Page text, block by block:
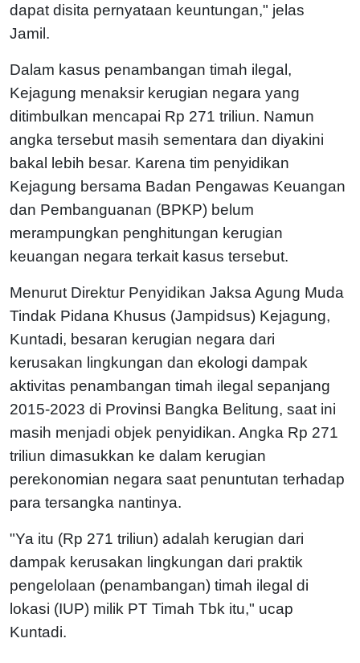
dapat disita pernyataan keuntungan," jelas
Jamil.
Dalam kasus penambangan timah ilegal,
Kejagung menaksir kerugian negara yang
ditimbulkan mencapai Rp 271 triliun. Namun
angka tersebut masih sementara dan diyakini
bakal lebih besar. Karena tim penyidikan
Kejagung bersama Badan Pengawas Keuangan
dan Pembanguanan (BPKP) belum
merampungkan penghitungan kerugian
keuangan negara terkait kasus tersebut.
Menurut Direktur Penyidikan Jaksa Agung Muda
Tindak Pidana Khusus (Jampidsus) Kejagung,
Kuntadi, besaran kerugian negara dari
kerusakan lingkungan dan ekologi dampak
aktivitas penambangan timah ilegal sepanjang
2015-2023 di Provinsi Bangka Belitung, saat ini
masih menjadi objek penyidikan. Angka Rp 271
triliun dimasukkan ke dalam kerugian
perekonomian negara saat penuntutan terhadap
para tersangka nantinya.
"Ya itu (Rp 271 triliun) adalah kerugian dari
dampak kerusakan lingkungan dari praktik
pengelolaan (penambangan) timah ilegal di
lokasi (IUP) milik PT Timah Tbk itu," ucap
Kuntadi.